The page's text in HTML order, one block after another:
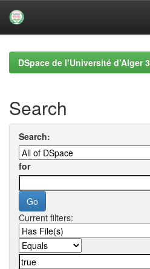
navigationDSpace de l’Université d’Alger 3
Search
Search:
for
Current filters: